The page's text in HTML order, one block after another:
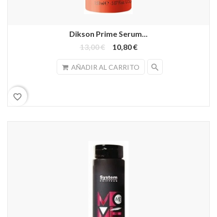
Dikson Prime Serum...
13,00 €
10,80 €
AÑADIR AL CARRITO search
favorite_border